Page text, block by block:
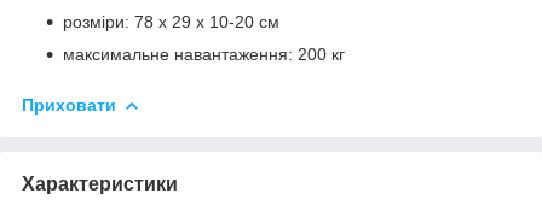
розміри: 78 х 29 х 10-20 см
максимальне навантаження: 200 кг
Приховати
Характеристики